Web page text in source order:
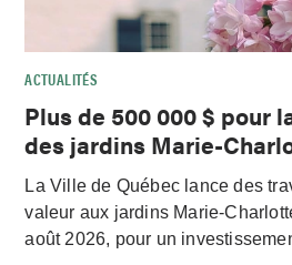
ACTUALITÉS
Plus de 500 000 $ pour
des jardins Marie-
La Ville de Québec lance des
valeur aux jardins Marie-
août 2026, pour un